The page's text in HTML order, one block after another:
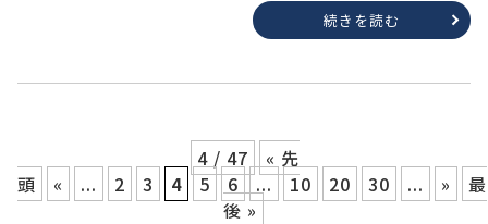
続きを読む
4 / 47
« 先
頭
« ... 2 3 4 5 6 ... 10 20 30 ... »
最
後 »